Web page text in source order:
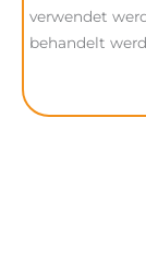
verwendet
behandelt